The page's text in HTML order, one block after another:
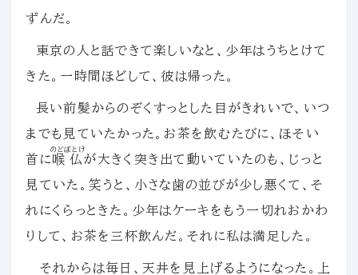
ずんだ。
東京の人と話できて楽しいなと、少年はうちとけて
きた。一時間ほどして、彼は帰った。
長い前髪からのぞくすっとした目がきれいで、いつ
までも見ていたかった。お茶を飲むたびに、ほそい
首に喉仏
のどぼとけ
が大きく突き出て動いていたのも、じっと
見ていた。笑うと、小さな歯の並びが少し悪くて、そ
れにくらっときた。少年はケーキをもう一切れおかわ
りして、お茶を三杯飲んだ。それに私は満足した。
それからは毎日、天井を見上げるようになった。上